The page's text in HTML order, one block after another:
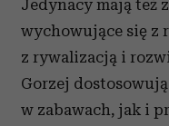
Jedynacy mają też
wychowujące się z
z rywalizacją i
Gorzej
w zabawach, jak i